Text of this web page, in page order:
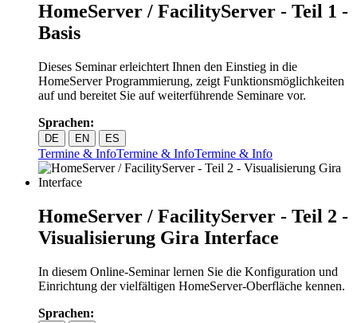
HomeServer / FacilityServer - Teil 1 -
Basis
Dieses Seminar erleichtert Ihnen den Einstieg in die
HomeServer Programmierung, zeigt Funktionsmöglichkeiten
auf und bereitet Sie auf weiterführende Seminare vor.
Sprachen:
DE EN ES
Termine & InfoTermine & InfoTermine & Info
HomeServer / FacilityServer - Teil 2 -
Visualisierung Gira Interface
In diesem Online-Seminar lernen Sie die Konfiguration und
Einrichtung der vielfältigen HomeServer-Oberfläche kennen.
Sprachen: